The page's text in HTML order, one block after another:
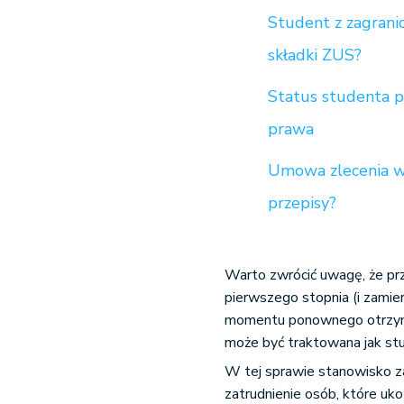
Student z
składki ZUS?
Status studenta
prawa
Umowa zlecenia
przepisy?
Warto zwrócić uwagę, że
pierwszego stopnia (i
momentu ponownego
może być traktowana jak
W tej sprawie stanowisko
zatrudnienie osób, które